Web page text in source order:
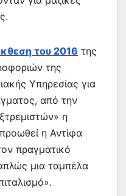
του 2016 της
της
Υπηρεσίας για
από την
η
η Αντίφα
πραγματικό
μια ταμπέλα